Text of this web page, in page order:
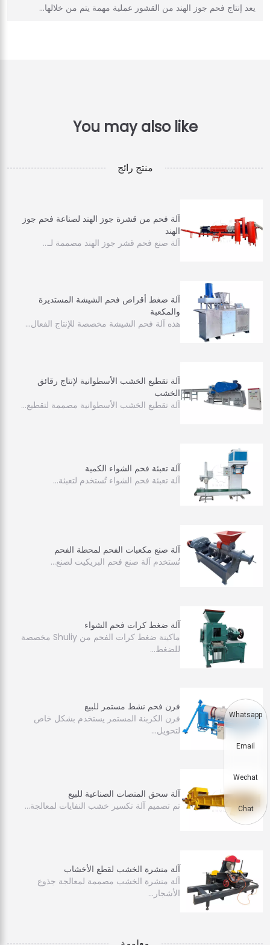
يعد إنتاج فحم جوز الهند من القشور عملية مهمة يتم من خلالها…
منتج رائج
آلة فحم من قشرة جوز الهند لصناعة فحم جوز
الهند
آلة صنع فحم قشر جوز الهند مصممة لـ…
آلة ضغط أقراص فحم الشيشة المستديرة
والمكعبة
هذه آلة فحم الشيشة مخصصة للإنتاج الفعال…
آلة تقطيع الخشب الأسطوانية لإنتاج رقائق
الخشب
آلة تقطيع الخشب الأسطوانية مصممة لتقطيع…
آلة تعبئة فحم الشواء الكمية
آلة تعبئة فحم الشواء تُستخدم لتعبئة…
آلة صنع مكعبات الفحم لمحطة الفحم
تُستخدم آلة صنع فحم البريكيت لصنع…
آلة ضغط كرات فحم الشواء
ماكينة ضغط كرات الفحم من Shuliy مخصصة
للضغط...
فرن فحم نشط مستمر للبيع
فرن الكربنة المستمر يستخدم بشكل خاص
لتحويل…
آلة سحق المنصات الصناعية للبيع
تم تصميم آلة تكسير خشب النفايات لمعالجة…
آلة منشرة الخشب لقطع الأخشاب
آلة منشرة الخشب مصممة لمعالجة جذوع
الأشجار…
Whatsapp
Email
Wechat
Chat